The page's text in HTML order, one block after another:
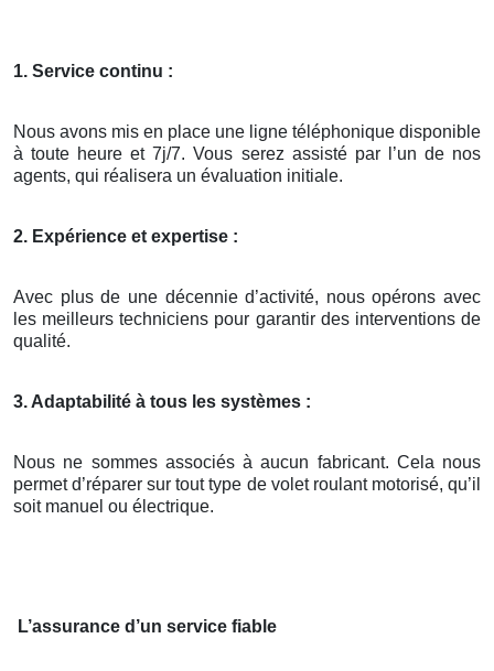
1. Service continu :
Nous avons mis en place une ligne téléphonique disponible
à toute heure et 7j/7. Vous serez assisté par l’un de nos
agents, qui réalisera un évaluation initiale.
2. Expérience et expertise :
Avec plus de une décennie d’activité, nous opérons avec
les meilleurs techniciens pour garantir des interventions de
qualité.
3. Adaptabilité à tous les systèmes :
Nous ne sommes associés à aucun fabricant. Cela nous
permet d’réparer sur tout type de volet roulant motorisé, qu’il
soit manuel ou électrique.
L’assurance d’un service fiable